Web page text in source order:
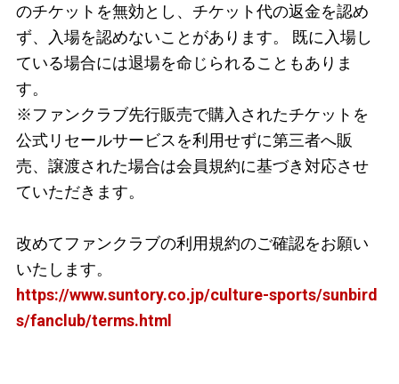
のチケットを無効とし、チケット代の返金を認め
ず、入場を認めないことがあります。 既に入場し
ている場合には退場を命じられることもありま
す。
※ファンクラブ先行販売で購入されたチケットを
公式リセールサービスを利用せずに第三者へ販
売、譲渡された場合は会員規約に基づき対応させ
ていただきます。
改めてファンクラブの利用規約のご確認をお願い
いたします。
https://www.suntory.co.jp/culture-sports/sunbird
s/fanclub/terms.html